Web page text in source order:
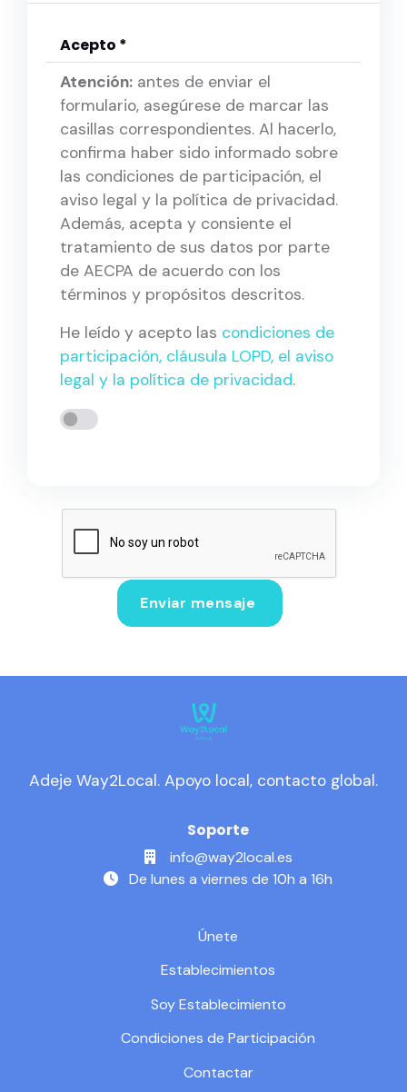
Acepto *
Atención: antes de enviar el
formulario, asegúrese de marcar las
casillas correspondientes. Al hacerlo,
confirma haber sido informado sobre
las condiciones de participación, el
aviso legal y la política de privacidad.
Además, acepta y consiente el
tratamiento de sus datos por parte
de AECPA de acuerdo con los
términos y propósitos descritos.
He leído y acepto las condiciones de
participación, cláusula LOPD, el aviso
legal y la política de privacidad.
Enviar mensaje
Adeje Way2Local. Apoyo local, contacto global.
Soporte
info@way2local.es
De lunes a viernes de 10h a 16h
Únete
Establecimientos
Soy Establecimiento
Condiciones de Participación
Contactar